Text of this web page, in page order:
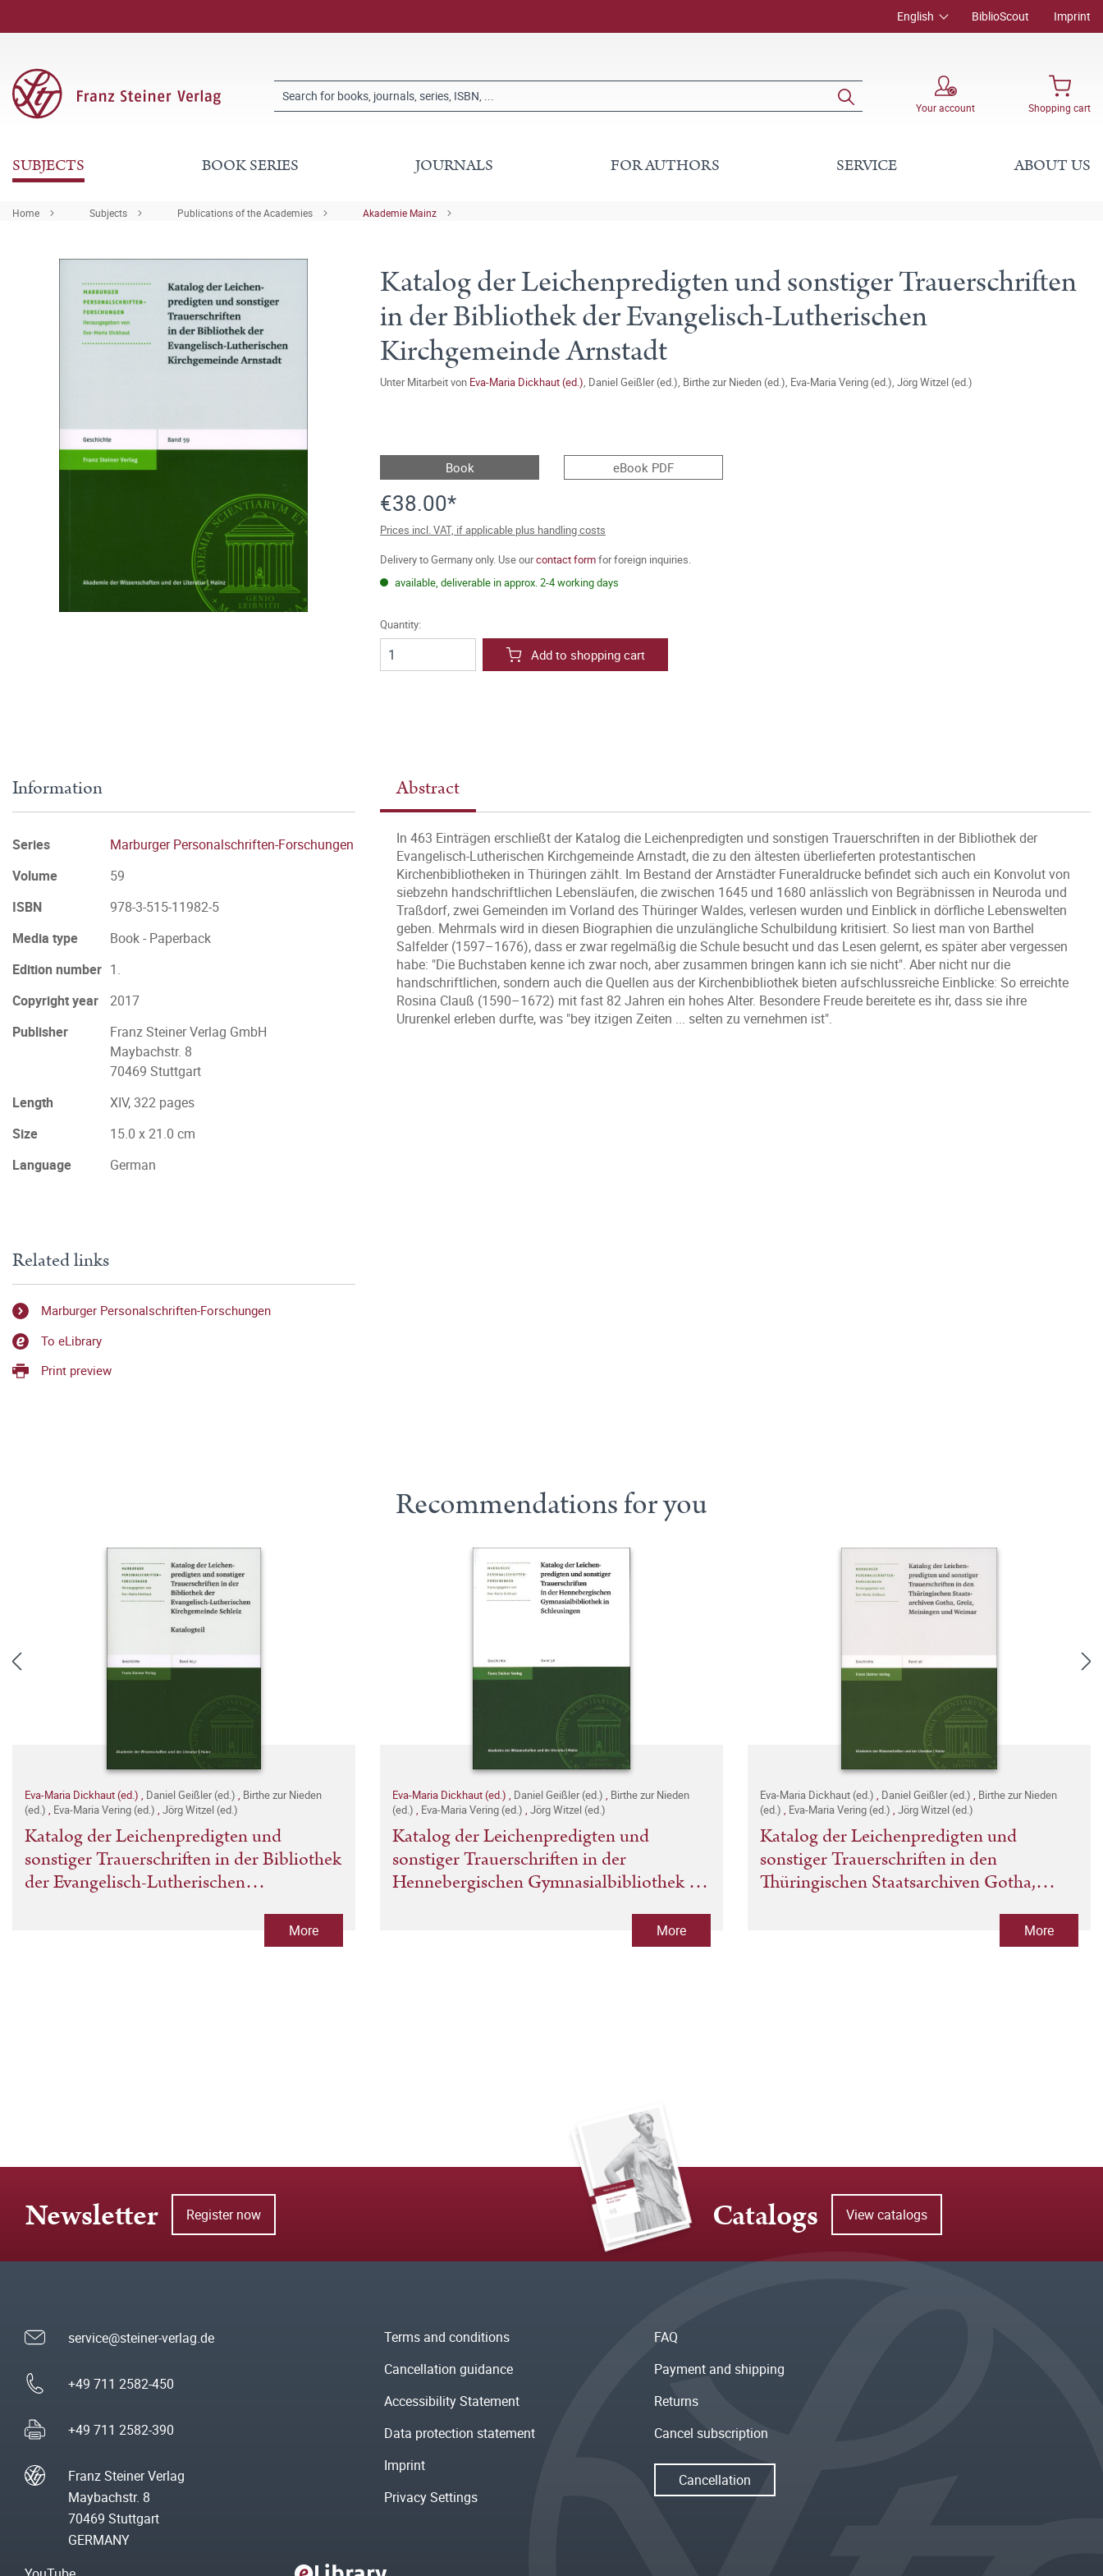
English BiblioScout Imprint
Your account Shopping cart
SUBJECTS BOOK SERIES JOURNALS FOR AUTHORS SERVICE ABOUT US
Home Subjects Publications of the Academies Akademie Mainz
Katalog der Leichenpredigten und sonstiger Trauerschriften
in der Bibliothek der Evangelisch-Lutherischen
Kirchgemeinde Arnstadt
Unter Mitarbeit von Eva-Maria Dickhaut (ed.), Daniel Geißler (ed.), Birthe zur Nieden (ed.), Eva-Maria Vering (ed.), Jörg Witzel (ed.)
Book eBook PDF
€38.00*
Prices incl. VAT, if applicable plus handling costs
Delivery to Germany only. Use ourcontact formfor foreign inquiries.
available, deliverable in approx. 2-4 working days
Quantity:
Add to shopping cart
Abstract
In 463 Einträgen erschließt der Katalog die Leichenpredigten und sonstigen Trauerschriften in der Bibliothek der
Evangelisch-Lutherischen Kirchgemeinde Arnstadt, die zu den ältesten überlieferten protestantischen
Kirchenbibliotheken in Thüringen zählt. Im Bestand der Arnstädter Funeraldrucke befindet sich auch ein Konvolut von
siebzehn handschriftlichen Lebensläufen, die zwischen 1645 und 1680 anlässlich von Begräbnissen in Neuroda und
Traßdorf, zwei Gemeinden im Vorland des Thüringer Waldes, verlesen wurden und Einblick in dörfliche Lebenswelten
geben. Mehrmals wird in diesen Biographien die unzulängliche Schulbildung kritisiert. So liest man von Barthel
Salfelder (1597–1676), dass er zwar regelmäßig die Schule besucht und das Lesen gelernt, es später aber vergessen
habe: "Die Buchstaben kenne ich zwar noch, aber zusammen bringen kann ich sie nicht". Aber nicht nur die
handschriftlichen, sondern auch die Quellen aus der Kirchenbibliothek bieten aufschlussreiche Einblicke: So erreichte
Rosina Clauß (1590–1672) mit fast 82 Jahren ein hohes Alter. Besondere Freude bereitete es ihr, dass sie ihre
Ururenkel erleben durfte, was "bey itzigen Zeiten ... selten zu vernehmen ist".
Information
Series
Marburger Personalschriften-Forschungen
Volume
59
ISBN
978-3-515-11982-5
Media type
Book - Paperback
Edition number 1.
Copyright year
2017
Publisher
Franz Steiner Verlag GmbH
Maybachstr. 8
70469 Stuttgart
Length
XIV, 322 pages
Size
15.0 x 21.0 cm
Language
German
Related links
Marburger Personalschriften-Forschungen
To eLibrary
Print preview
Recommendations for you
Eva-Maria Dickhaut (ed.) , Daniel Geißler (ed.) , Birthe zur Nieden
(ed.) , Eva-Maria Vering (ed.) , Jörg Witzel (ed.)
Katalog der Leichenpredigten und
sonstiger Trauerschriften in der Bibliothek
der Evangelisch-Lutherischen
More
Eva-Maria Dickhaut (ed.) , Daniel Geißler (ed.) , Birthe zur Nieden
(ed.) , Eva-Maria Vering (ed.) , Jörg Witzel (ed.)
Katalog der Leichenpredigten und
sonstiger Trauerschriften in der
Hennebergischen Gymnasialbibliothek in
More
Eva-Maria Dickhaut (ed.) , Daniel Geißler (ed.) , Birthe zur Nieden
(ed.) , Eva-Maria Vering (ed.) , Jörg Witzel (ed.)
Katalog der Leichenpredigten und
sonstiger Trauerschriften in den
Thüringischen Staatsarchiven Gotha,
More
Newsletter Register now Catalogs View catalogs
service@steiner-verlag.de
+49 711 2582-450
+49 711 2582-390
Franz Steiner Verlag
Maybachstr. 8
70469 Stuttgart
GERMANY
Terms and conditions
Cancellation guidance
Accessibility Statement
Data protection statement
Imprint
Privacy Settings
FAQ
Payment and shipping
Returns
Cancel subscription
Cancellation